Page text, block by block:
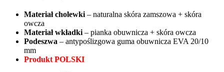
Materiał cholewki – naturalna skóra zamszowa + skóra
owcza
Materiał wkładki – pianka obuwnicza + skóra owcza
Podeszwa – antypoślizgowa guma obuwnicza EVA 20/10
mm
Produkt POLSKI